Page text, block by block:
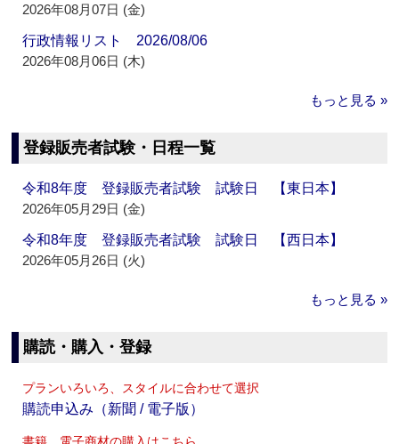
2026年08月07日 (金)
行政情報リスト 2026/08/06
2026年08月06日 (木)
もっと見る »
登録販売者試験・日程一覧
令和8年度 登録販売者試験 試験日 【東日本】
2026年05月29日 (金)
令和8年度 登録販売者試験 試験日 【西日本】
2026年05月26日 (火)
もっと見る »
購読・購入・登録
プランいろいろ、スタイルに合わせて選択
購読申込み（新聞 / 電子版）